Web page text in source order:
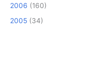
2006 (160)
2005 (34)